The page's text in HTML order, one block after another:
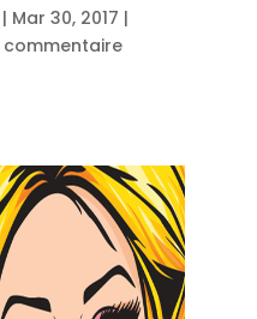
| Mar 30, 2017 |
commentaire